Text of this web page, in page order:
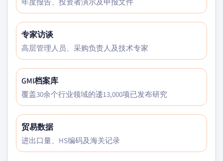
专家访谈
高层管理人员、采购负责人及技术专家
GMI档案库
覆盖30余个行业领域的逶13,000项已发布研究
贸易数据
进出口量、HS编码及海关记录